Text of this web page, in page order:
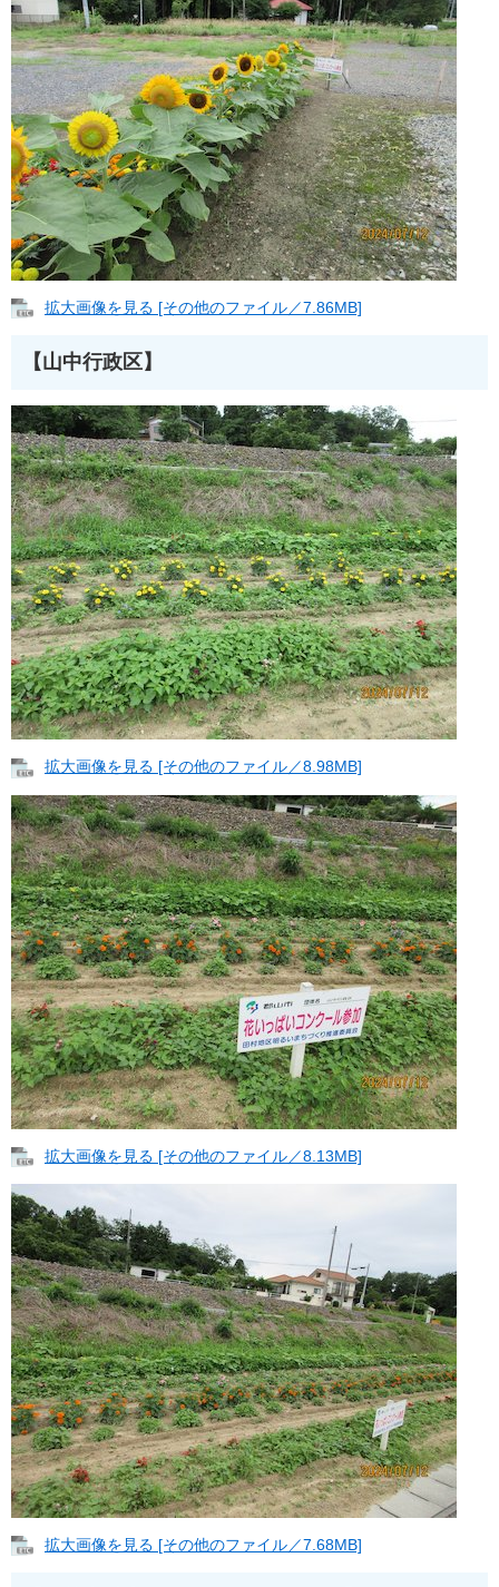
拡大画像を見る [その他のファイル／7.86MB]
【山中行政区】
拡大画像を見る [その他のファイル／8.98MB]
拡大画像を見る [その他のファイル／8.13MB]
拡大画像を見る [その他のファイル／7.68MB]